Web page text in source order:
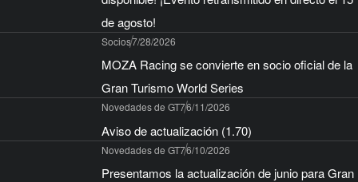
de agosto!
Socios7/28/2026
MOZA Racing se convierte en socio oficial de la
Gran Turismo World Series
Novedades de GT76/11/2026
Aviso de actualización (1.70)
Novedades de GT76/10/2026
Presentamos la actualización de junio para Gran